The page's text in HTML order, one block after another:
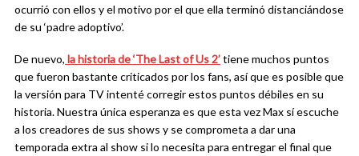
ocurrió con ellos y el motivo por el que ella terminó distanciándose
de su ‘padre adoptivo’.
De nuevo, la historia de ‘The Last of Us 2’tiene muchos puntos
que fueron bastante criticados por los fans, así que es posible que
la versión para TV intenté corregir estos puntos débiles en su
historia. Nuestra única esperanza es que esta vez Max sí escuche
a los creadores de sus shows y se comprometa a dar una
temporada extra al show si lo necesita para entregar el final que